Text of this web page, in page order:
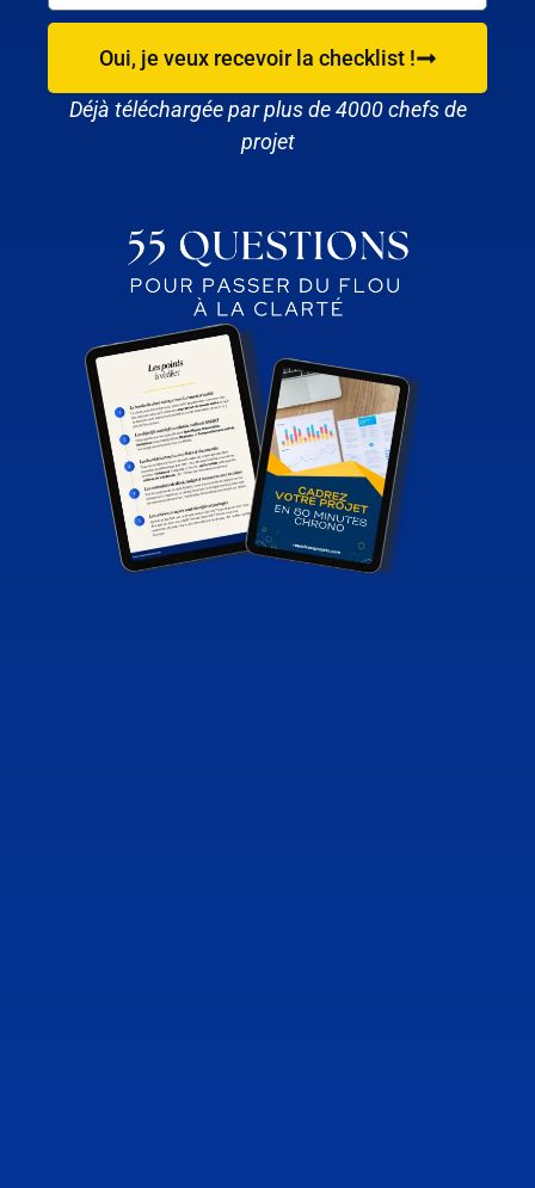
Oui, je veux recevoir la checklist !
Déjà téléchargée par plus de 4000 chefs de
projet